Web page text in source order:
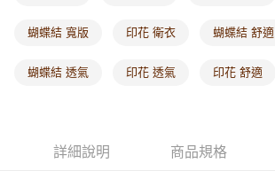
蝴蝶結 寬版 印花 衛衣 蝴蝶結 舒適
蝴蝶結 透氣 印花 透氣 印花 舒適
詳細說明 商品規格